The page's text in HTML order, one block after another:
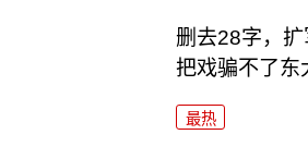
删去28字，
把戏骗不了东
最热